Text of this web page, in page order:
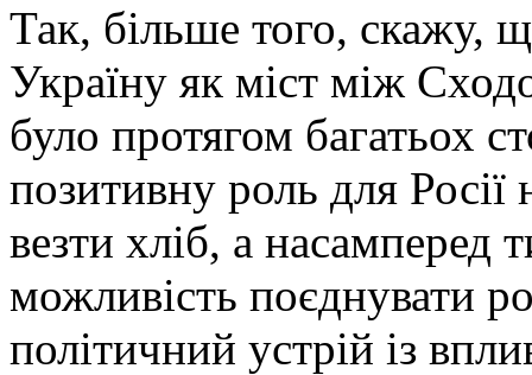
Так, більше того, скажу,
Україну як міст між
було протягом багатьох
позитивну роль для
везти хліб, а насамперед
можливість поєднувати
політичний устрій із